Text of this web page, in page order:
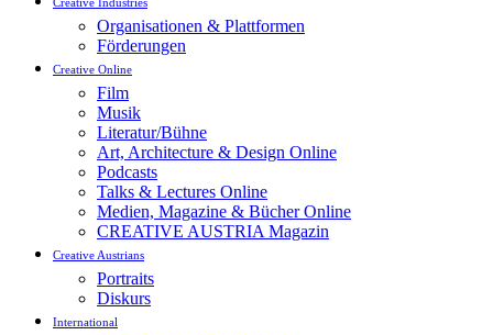
Organisationen & Plattformen
Förderungen
Creative Online
Film
Musik
Literatur/Bühne
Art, Architecture & Design Online
Podcasts
Talks & Lectures Online
Medien, Magazine & Bücher Online
CREATIVE AUSTRIA Magazin
Creative Austrians
Portraits
Diskurs
International